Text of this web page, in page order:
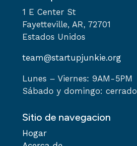
1 E Center St
Fayetteville, AR, 72701
Estados Unidos
team@startupjunkie.org
Lunes – Viernes: 9AM-5PM
Sábado y domingo: cerrado
Sitio de navegacion
Hogar